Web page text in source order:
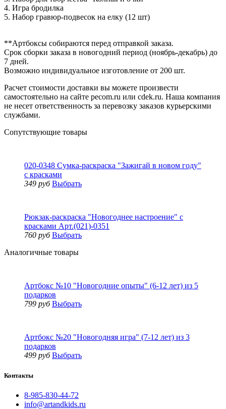
4. Игра бродилка
5. Набор гравюр-подвесок на елку (12 шт)
**Артбоксы собираются перед отправкой заказа.
Срок сборки заказа в новогодний период (ноябрь-декабрь) до
7 дней.
Возможно индивидуальное изготовление от 200 шт.
Расчет стоимости доставки вы можете произвести
самостоятельно на сайте pecom.ru или cdek.ru. Наша компания
не несет ответственность за перевозку заказов курьерскими
службами.
Сопутствующие товары
020-0348 Сумка-раскраска "Зажигай в новом году"
с красками
349 руб Выбрать
Рюкзак-раскраска "Новогоднее настроение" с
красками Арт.(021)-0351
760 руб Выбрать
Аналогичные товары
Артбокс №10 "Новогодние опыты" (6-12 лет) из 5
подарков
799 руб Выбрать
Артбокс №20 "Новогодняя игра" (7-12 лет) из 3
подарков
499 руб Выбрать
Контакты
8-985-830-44-72
info@artandkids.ru